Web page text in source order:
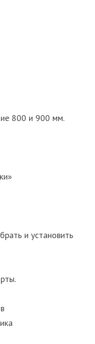
800 и 900 мм.
и установить